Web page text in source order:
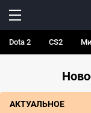
Dota 2 CS2
АКТУАЛЬНОЕ